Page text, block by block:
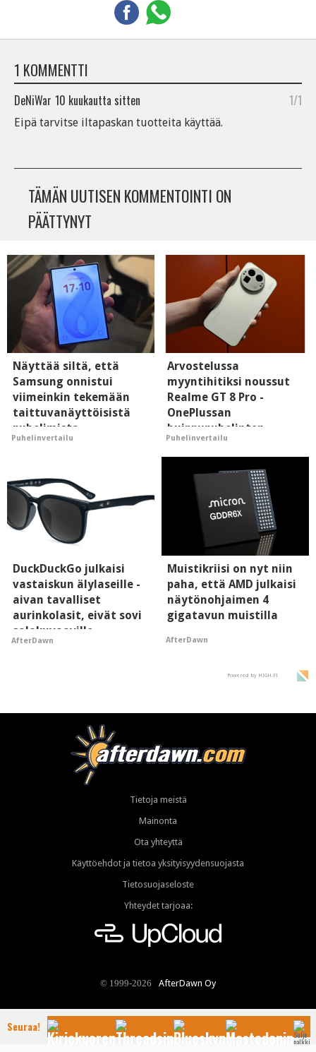
1 KOMMENTTI
DeNiWar 10 kuukautta sitten 1/1
Eipä tarvitse iltapaskan tuotteita käyttää.
TÄMÄN UUTISEN KOMMENTOINTI ON
PÄÄTTYNYT
Näyttää siltä, että
Samsung onnistui
viimeinkin tekemään
taittuvanäyttöisistä
puhelimista
supersuosittuja
Puhelinvertailu
Arvostelussa
myyntihitiksi noussut
Realme GT 8 Pro -
OnePlussan
huippupuhelinten
"perillinen"
Puhelinvertailu
DuckDuckGo julkaisi
vastaiskun älylaseille -
aivan tavalliset
aurinkolasit, eivät sovi
salakuvaaville
hyypiöille
AfterDawn
Muistikriisi on nyt niin
paha, että AMD julkaisi
näytönohjaimen 4
gigatavun muistilla
AfterDawn
Powered by HIGH.FI
Tietoja meistä
Mainonta
Ota yhteyttä
Käyttöehdot ja tietoa yksityisyydensuojasta
Tietosuojaseloste
Yhteydet tarjoaa:
© 1999-2026 AfterDawn Oy
Seuraa!